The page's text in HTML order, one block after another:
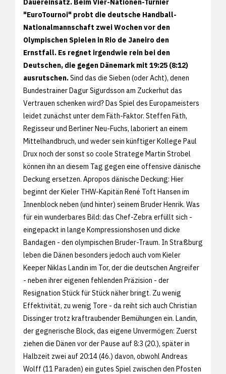
Dauereinsatz. Beim Vier-Nationen-Turnier
"EuroTournoi" probt die deutsche Handball-
Nationalmannschaft zwei Wochen vor den
Olympischen Spielen in Rio de Janeiro den
Ernstfall. Es regnet irgendwie rein bei den
Deutschen, die gegen Dänemark mit 19:25 (8:12)
ausrutschen.Sind das die Sieben (oder Acht), denen
Bundestrainer Dagur Sigurdsson am Zuckerhut das
Vertrauen schenken wird? Das Spiel des Europameisters
leidet zunächst unter dem Fäth-Faktor. Steffen Fäth,
Regisseur und Berliner Neu-Fuchs, laboriert an einem
Mittelhandbruch, und weder sein künftiger Kollege Paul
Drux noch der sonst so coole Stratege Martin Strobel
können ihn an diesem Tag gegen eine offensive dänische
Deckung ersetzen. Apropos dänische Deckung: Hier
beginnt der Kieler THW-Kapitän René Toft Hansen im
Innenblock neben (und hinter) seinem Bruder Henrik. Was
für ein wunderbares Bild: das Chef-Zebra erfüllt sich -
eingepackt in lange Kompressionshosen und dicke
Bandagen - den olympischen Bruder-Traum. In Straßburg
leben die Dänen besonders jedoch auch vom Kieler
Keeper Niklas Landin im Tor, der die deutschen Angreifer
- neben ihrer eigenen fehlenden Präzision - der
Resignation Stück für Stück näher bringt. Zu wenig
Effektivität, zu wenig Tore - da reiht sich auch Christian
Dissinger trotz kraftraubender Bemühungen ein. Landin,
der gegnerische Block, das eigene Unvermögen: Zuerst
ziehen die Dänen vor der Pause auf 8:3 (20.), später in
Halbzeit zwei auf 20:14 (46.) davon, obwohl Andreas
Wolff (11 Paraden) ein gutes Spiel zwischen den Pfosten